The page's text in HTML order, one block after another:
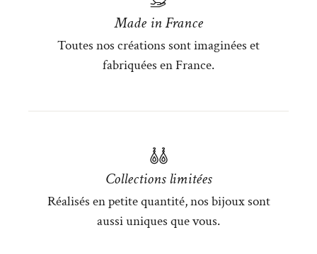
Made in France
Toutes nos créations sont imaginées et
fabriquées en France.
Collections limitées
Réalisés en petite quantité, nos bijoux sont
aussi uniques que vous.